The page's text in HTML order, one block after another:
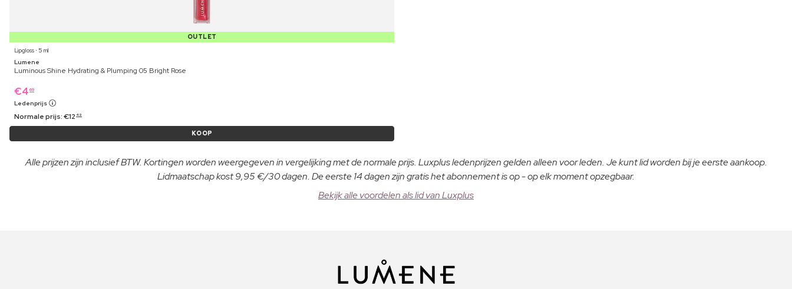
OUTLET
Lipgloss ⋅ 5 ml
Lumene
Luminous Shine Hydrating & Plumping 05 Bright Rose
€4 69
Ledenprijs
Normale prijs:€12 49
KOOP
Alle prijzen zijn inclusief BTW. Kortingen worden weergegeven in vergelijking met de normale prijs. Luxplus ledenprijzen gelden alleen voor leden. Je kunt lid worden bij je eerste aankoop.
Lidmaatschap kost 9,95 €/30 dagen. De eerste 14 dagen zijn gratis het abonnement is op - op elk moment opzegbaar.
Bekijk alle voordelen als lid van Luxplus